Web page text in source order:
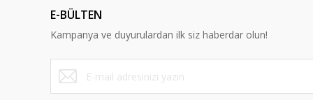
Ürün bilgilerinde hatalar bulunuyor.
Ürün fiyatı diğer sitelerden daha pahalı.
Bu ürüne benzer farklı alternatifler olmalı.
E-BÜLTEN
Kampanya ve duyurulardan ilk siz haberdar olun!